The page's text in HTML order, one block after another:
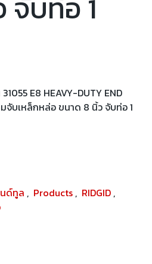
E8 HEAVY-DUTY END
จับเหล็กหล่อ ขนาด 8 นิ้ว จับท่อ 1
ด์ทูล , Products , RIDGID ,